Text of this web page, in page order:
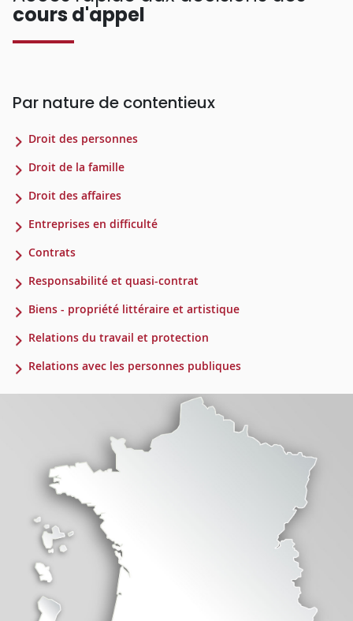
cours d'appel
Par nature de contentieux
Droit des personnes
Droit de la famille
Droit des affaires
Entreprises en difficulté
Contrats
Responsabilité et quasi-contrat
Biens - propriété littéraire et artistique
Relations du travail et protection
Relations avec les personnes publiques